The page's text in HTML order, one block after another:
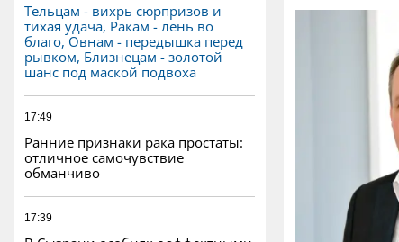
Тельцам - вихрь сюрпризов и
тихая удача, Ракам - лень во
благо, Овнам - передышка перед
рывком, Близнецам - золотой
шанс под маской подвоха
17:49
Ранние признаки рака простаты:
отличное самочувствие
обманчиво
17:39